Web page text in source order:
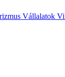
Vállalatok